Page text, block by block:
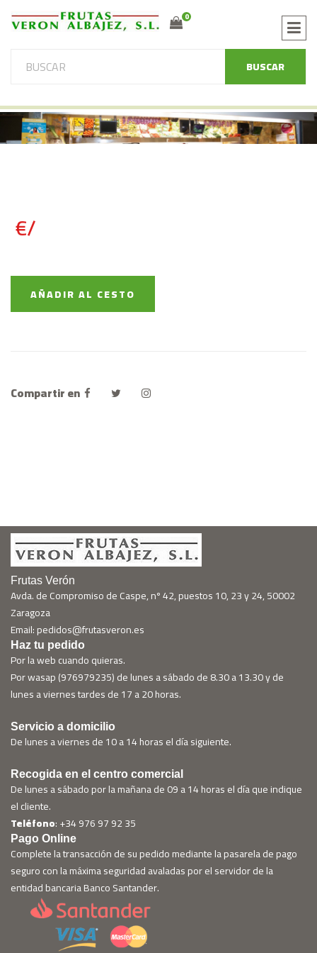
0
BUSCAR
€/
AÑADIR AL CESTO
Compartir en
Frutas Verón
Avda. de Compromiso de Caspe, nº 42, puestos 10, 23 y 24, 50002
Zaragoza
Email: pedidos@frutasveron.es
Haz tu pedido
Por la web cuando quieras.
Por wasap (976979235) de lunes a sábado de 8.30 a 13.30 y de
lunes a viernes tardes de 17 a 20 horas.
Servicio a domicilio
De lunes a viernes de 10 a 14 horas el día siguiente.
Recogida en el centro comercial
De lunes a sábado por la mañana de 09 a 14 horas el día que indique
el cliente.
Teléfono: +34 976 97 92 35
Pago Online
Complete la transacción de su pedido mediante la pasarela de pago
seguro con la máxima seguridad avaladas por el servidor de la
entidad bancaria Banco Santander.